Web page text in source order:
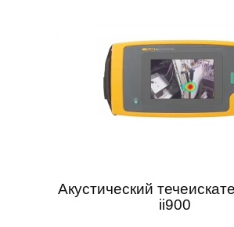
Акустический
ii900